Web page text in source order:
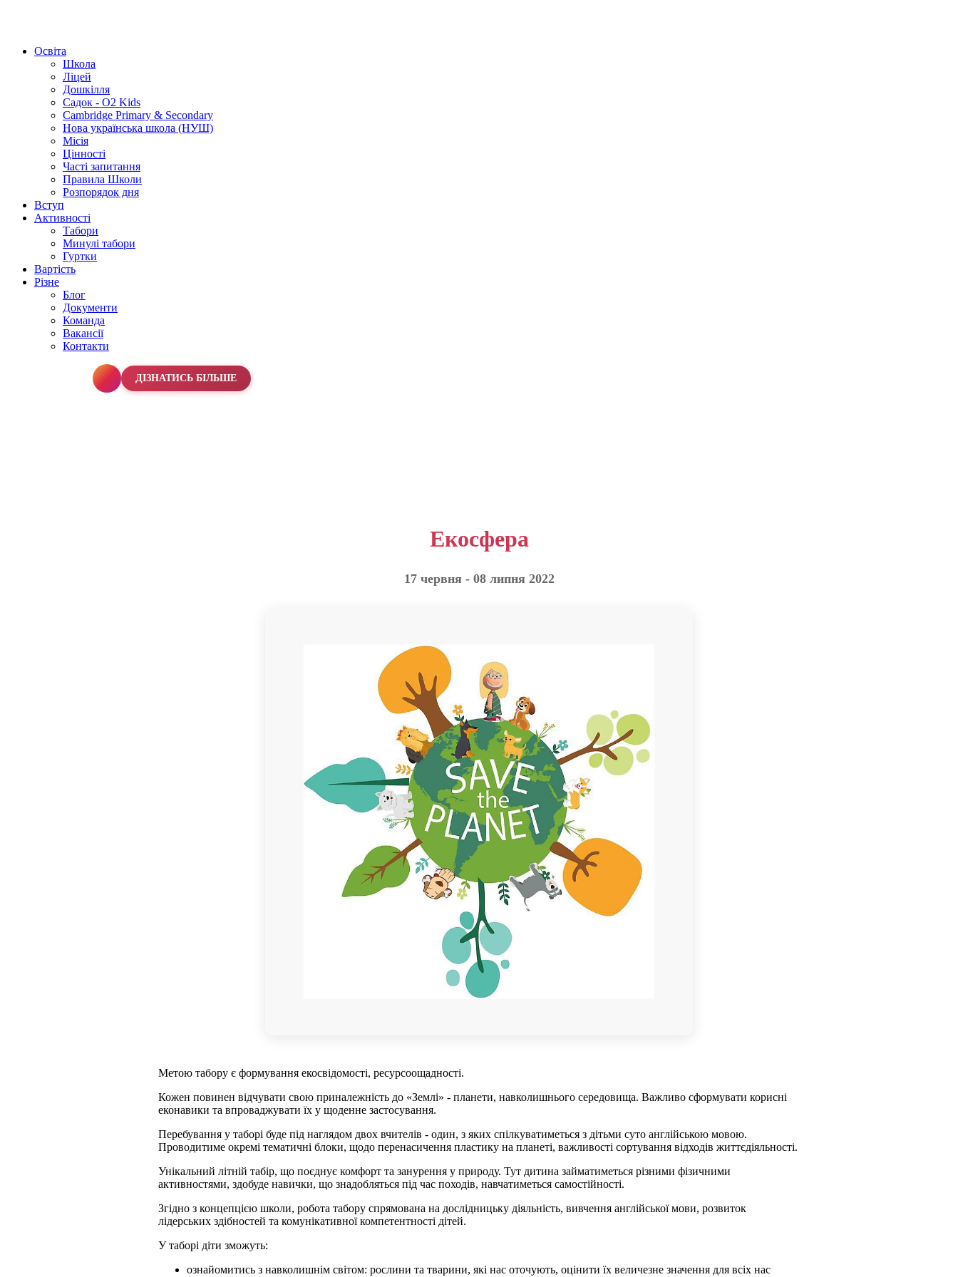
Освіта
Школа
Ліцей
Дошкілля
Садок - O2 Kids
Cambridge Primary & Secondary
Нова українська школа (НУШ)
Місія
Цінності
Часті запитання
Правила Школи
Розпорядок дня
Вступ
Активності
Табори
Минулі табори
Гуртки
Вартість
Різне
Блог
Документи
Команда
Вакансії
Контакти
ДІЗНАТИСЬ БІЛЬШЕ
Екосфера
17 червня - 08 липня 2022
Метою табору є формування екосвідомості, ресурсоощадності.
Кожен повинен відчувати свою приналежність до «Землі» - планети, навколишнього середовища. Важливо сформувати корисні
еконавики та впроваджувати їх у щоденне застосування.
Перебування у таборі буде під наглядом двох вчителів - один, з яких спілкуватиметься з дітьми суто англійською мовою.
Проводитиме окремі тематичні блоки, щодо перенасичення пластику на планеті, важливості сортування відходів життєдіяльності.
Унікальний літній табір, що поєднує комфорт та занурення у природу. Тут дитина займатиметься різними фізичними
активностями, здобуде навички, що знадобляться під час походів, навчатиметься самостійності.
Згідно з концепцією школи, робота табору спрямована на дослідницьку діяльність, вивчення англійської мови, розвиток
лідерських здібностей та комунікативної компетентності дітей.
У таборі діти зможуть:
ознайомитись з навколишнім світом: рослини та тварини, які нас оточують, оцінити їх величезне значення для всіх нас